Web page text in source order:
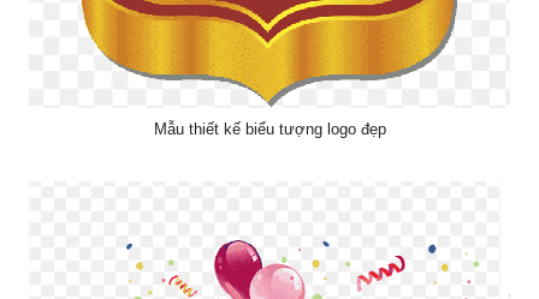
Mẫu thiết kế biểu tượng logo đẹp